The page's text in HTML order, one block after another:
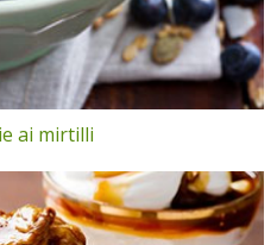
ai mirtilli